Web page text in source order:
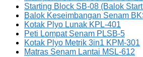
Starting Block SB-08 (Balok
Balok Keseimbangan Senam
Kotak Plyo Lunak KPL-401
Peti Lompat Senam PLSB-5
Kotak Plyo Metrik 3in1 KPM-301
Matras Senam Lantai MSL-612